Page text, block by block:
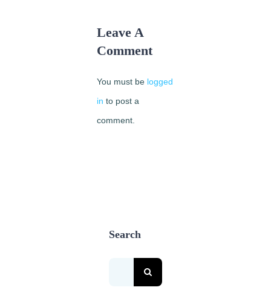
Leave A
Comment
You must be logged
in to post a
comment.
Search